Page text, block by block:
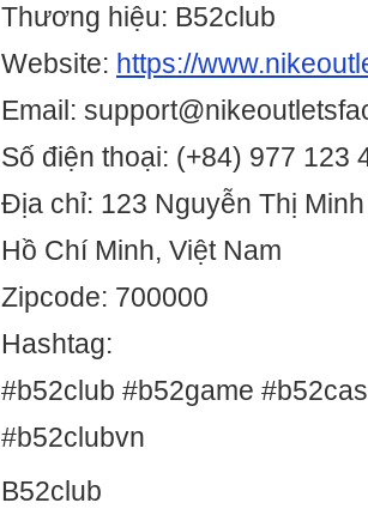
Thương hiệu: B52club
Website: https://
Email:
Số điện thoại: (+84) 977 123
Địa chỉ: 123 Nguyễn Thị
Hồ Chí Minh, Việt Nam
Zipcode: 700000
Hashtag:
#b52club #b52game
#b52clubvn
B52club